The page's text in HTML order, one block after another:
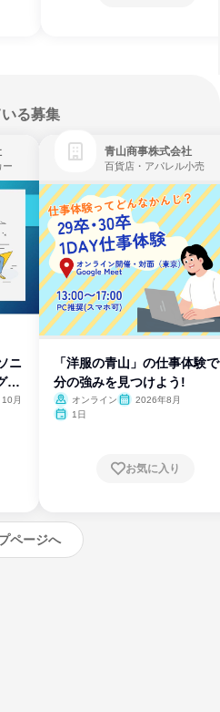
る募集
ー
ニ
ラ
月
青山商事株式会社
百貨店・アパレル小売
「洋服の青山」の仕事体験
分の強みを見つけよう!
オンライン
2026年8月
1日
お気に入り
ページへ